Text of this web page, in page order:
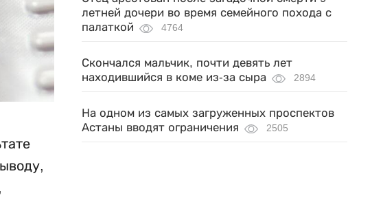
летней дочери во время семейного похода с
палаткой
4764
Скончался мальчик, почти девять лет
находившийся в коме из-за сыра
2894
На одном из самых загруженных проспектов
Астаны вводят ограничения
2505